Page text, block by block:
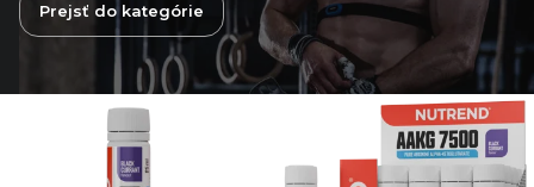
Prejsť do kategórie